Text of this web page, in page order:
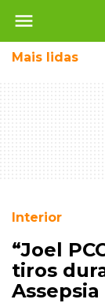
menu
Mais lidas
Interior
“Joel
tiros
Assepsia